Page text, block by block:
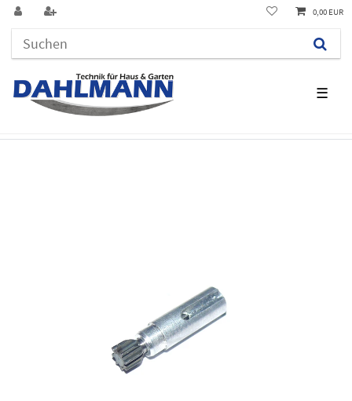
☰
0,00 EUR